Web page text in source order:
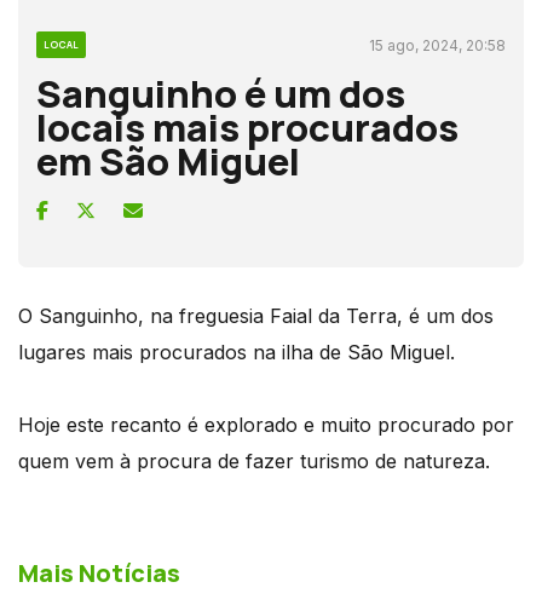
LOCAL 15 ago, 2024, 20:58
Sanguinho é um dos
locais mais procurados
em São Miguel
O Sanguinho, na freguesia Faial da Terra, é um dos
lugares mais procurados na ilha de São Miguel.
Hoje este recanto é explorado e muito procurado por
quem vem à procura de fazer turismo de natureza.
Mais Notícias